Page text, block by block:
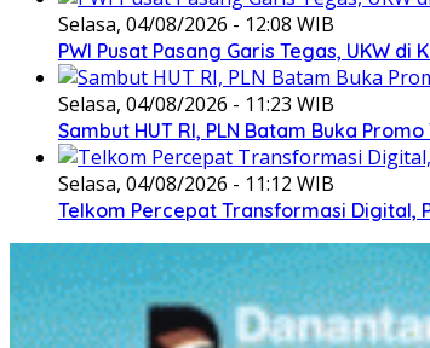
Selasa, 04/08/2026 - 12:08 WIB
PWI Pusat Pasang Garis Tegas, UKW di
Selasa, 04/08/2026 - 11:23 WIB
Sambut HUT RI, PLN Batam Buka
Selasa, 04/08/2026 - 11:12 WIB
Telkom Percepat Transformasi Digital,